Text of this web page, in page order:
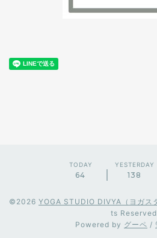
TODAY
64
YESTERDAY
138
©2026 YOGA STUDIO DIVYA（ヨガス
ts
Powered by グーペ /